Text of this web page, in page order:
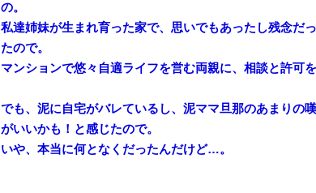
の。
私達姉妹が生まれ育った家で、思いでもあったし残念だ
たので。
マンションで悠々自適ライフを営む両親に、相談と許可
でも、泥に自宅がバレているし、泥ママ旦那のあまりの
がいいかも！と感じたので。
いや、本当に何となくだったんだけど…。